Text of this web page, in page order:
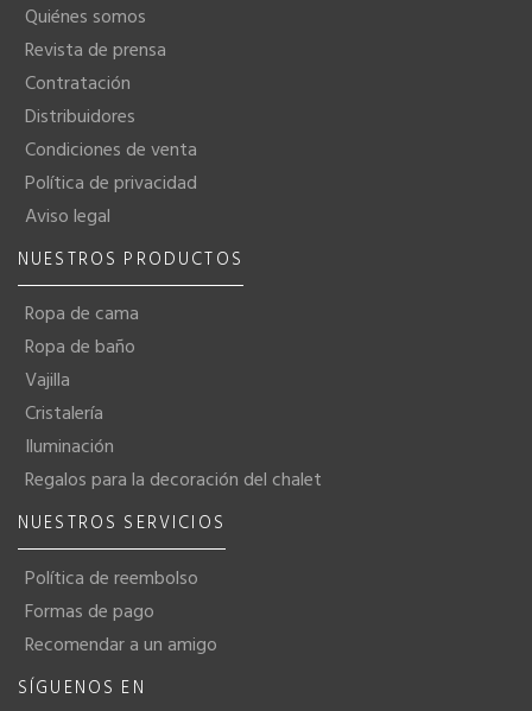
Quiénes somos
Revista de prensa
Contratación
Distribuidores
Condiciones de venta
Política de privacidad
Aviso legal
NUESTROS PRODUCTOS
Ropa de cama
Ropa de baño
Vajilla
Cristalería
Iluminación
Regalos para la decoración del chalet
NUESTROS SERVICIOS
Política de reembolso
Formas de pago
Recomendar a un amigo
SÍGUENOS EN